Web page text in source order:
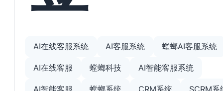
AI在线客服系统 AI客服系统 螳螂AI客服系统
AI在线客服 螳螂科技 AI智能客服系统
AI智能客服 螳螂系统 CRM系统 SCRM系